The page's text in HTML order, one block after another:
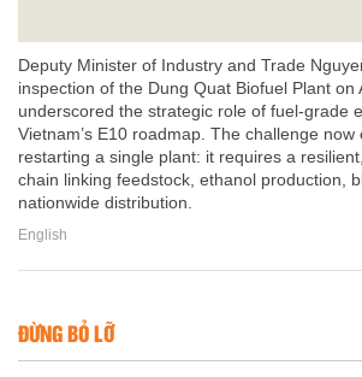
Deputy Minister of Industry and Trade
inspection of the Dung Quat Biofuel Plant on
underscored the strategic role of fuel-grade
Vietnam’s E10 roadmap. The challenge now
restarting a single plant: it requires a
chain linking feedstock, ethanol production,
nationwide distribution.
English
ĐỪNG BỎ LỠ